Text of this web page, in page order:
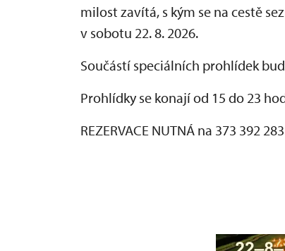
milost zavítá, s kým se na cestě
v sobotu 22. 8. 2026.
Součástí speciálních prohlídek
Prohlídky se konají od 15 do 23
REZERVACE NUTNÁ na 373 392